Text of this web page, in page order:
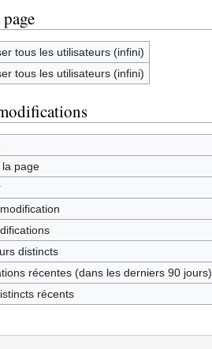
tous les utilisateurs (infini)
tous les utilisateurs (infini)
page
distincts
récentes (dans les derniers 90 jours)
récents